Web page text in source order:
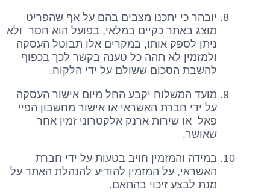
יובהר כי יתכנו מצבים בהם על אף שהפריט
מוצג באתר כקיים במלאי, בפועל הוא חסר ולא
ניתן לספק אותו, במקרים אלו תבוטל העסקה
ולמזמין לא תהה כל טענה בקשר לכך בכפוף
להשבת הסכום ששולם על ידי הלקוח.
מועד המשלוח יקבע החל מיום אישור העסקה
על ידי חברת האשראי או אישור מחשבון הפיי
פאל או שירות ארנק אלקטרוני זמין אחר
שאושר.
במידה והמזמין חויב בטעות על ידי חברת
האשראי, על המזמין להודיע להנהלת האתר על
מנת לבצע זיכוי בהתאם.